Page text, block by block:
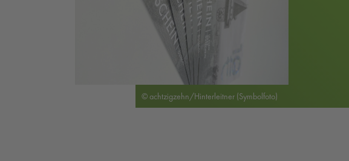
© achtzigzehn/Hinterleitner (Symbolfoto)